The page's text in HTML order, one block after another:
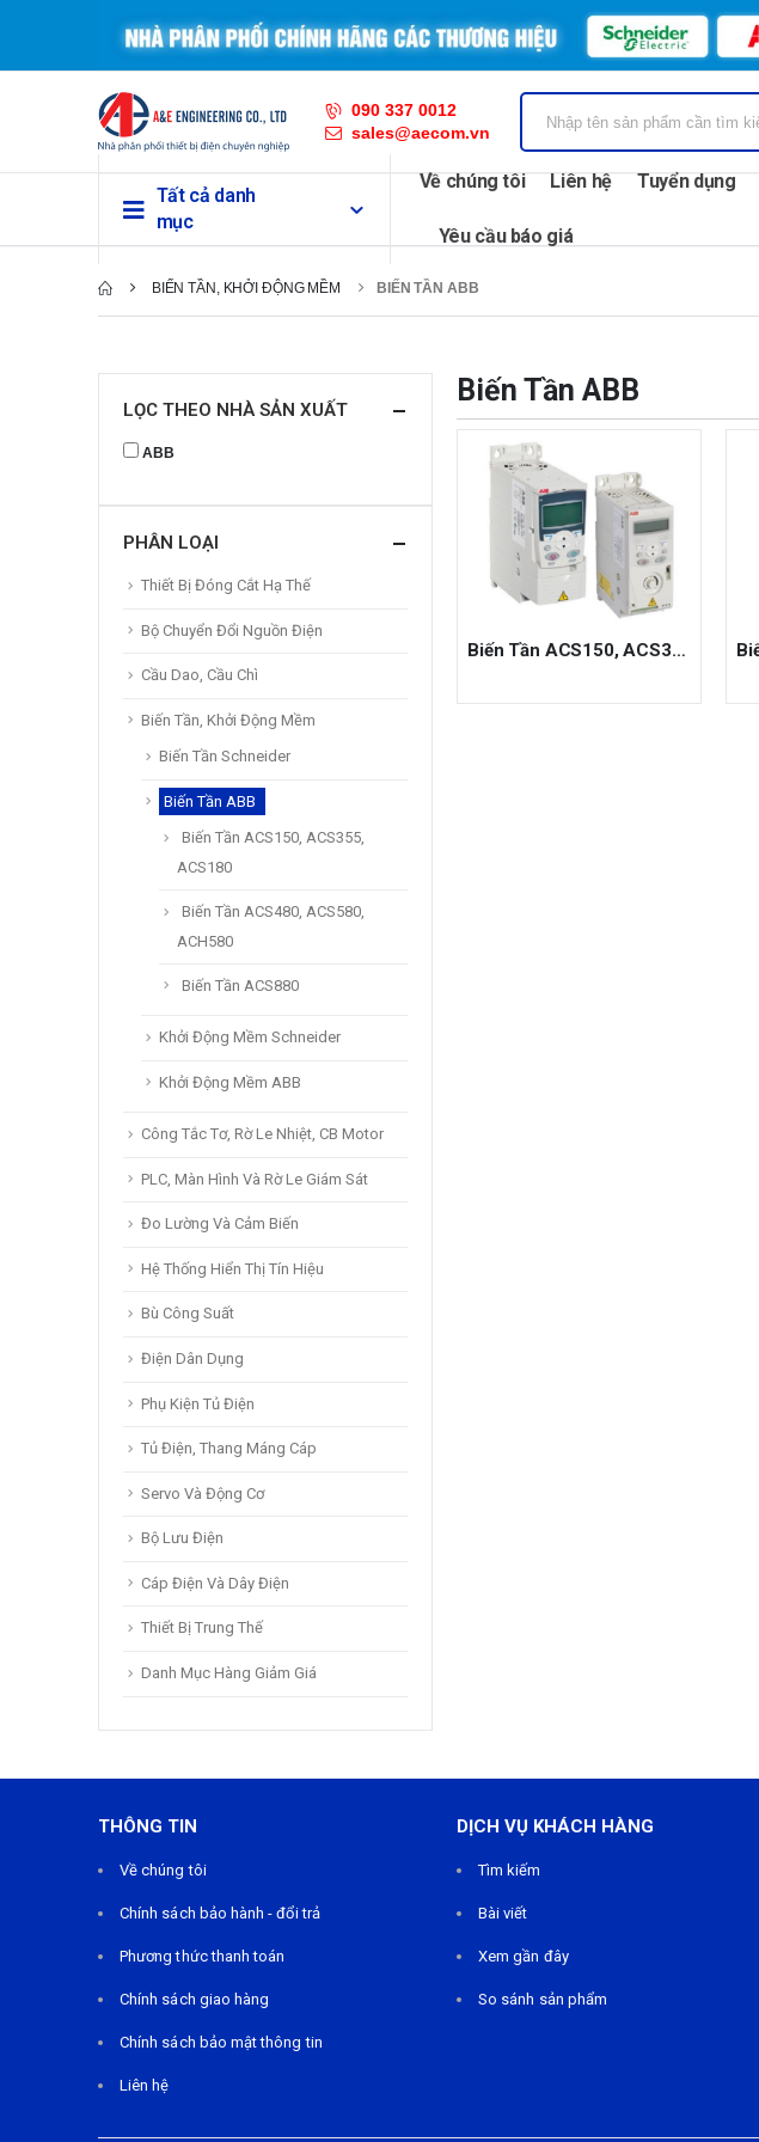
090 337 0012
sales@aecom.vn
Tất cả danh
mục
Về chúng tôi Liên hệ Tuyển dụng
Yêu cầu báo giá
BIẾN TẦN, KHỞI ĐỘNG MỀM BIẾN TẦN ABB
Biến Tần ABB
Biến Tần ACS150, ACS355, ACS180
LỌC THEO NHÀ SẢN XUẤT
ABB
PHÂN LOẠI
Thiết Bị Đóng Cắt Hạ Thế
Bộ Chuyển Đổi Nguồn Điện
Cầu Dao, Cầu Chì
Biến Tần, Khởi Động Mềm
Biến Tần Schneider
Biến Tần ABB
Biến Tần ACS150, ACS355,
ACS180
Biến Tần ACS480, ACS580,
ACH580
Biến Tần ACS880
Khởi Động Mềm Schneider
Khởi Động Mềm ABB
Công Tắc Tơ, Rờ Le Nhiệt, CB Motor
PLC, Màn Hình Và Rờ Le Giám Sát
Đo Lường Và Cảm Biến
Hệ Thống Hiển Thị Tín Hiệu
Bù Công Suất
Điện Dân Dụng
Phụ Kiện Tủ Điện
Tủ Điện, Thang Máng Cáp
Servo Và Động Cơ
Bộ Lưu Điện
Cáp Điện Và Dây Điện
Thiết Bị Trung Thế
Danh Mục Hàng Giảm Giá
THÔNG TIN
Về chúng tôi
Chính sách bảo hành - đổi trả
Phương thức thanh toán
Chính sách giao hàng
Chính sách bảo mật thông tin
Liên hệ
DỊCH VỤ KHÁCH HÀNG
Tìm kiếm
Bài viết
Xem gần đây
So sánh sản phẩm